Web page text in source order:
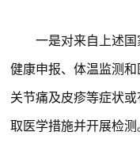
一是对来自上述
健康申报、体温监测
关节痛及皮疹等症状
取医学措施并开展检测